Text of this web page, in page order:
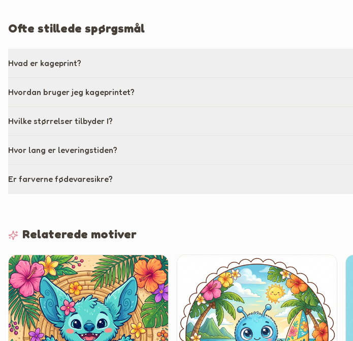
Ofte stillede spørgsmål
Hvad er kageprint?
Hvordan bruger jeg kageprintet?
Hvilke størrelser tilbyder I?
Hvor lang er leveringstiden?
Er farverne fødevaresikre?
Relaterede motiver